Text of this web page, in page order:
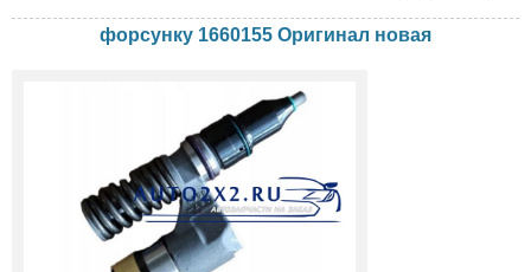
форсунку 1660155 Оригинал новая